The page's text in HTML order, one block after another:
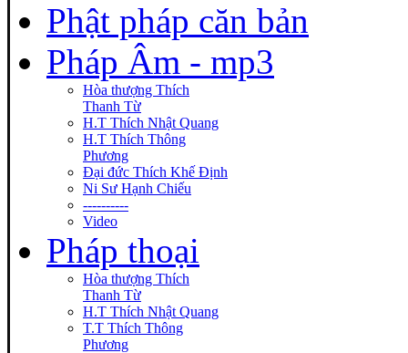
Phật pháp căn bản
Pháp Âm - mp3
Hòa thượng Thích
Thanh Từ
H.T Thích Nhật Quang
H.T Thích Thông
Phương
Đại đức Thích Khế Định
Ni Sư Hạnh Chiếu
----------
Video
Pháp thoại
Hòa thượng Thích
Thanh Từ
H.T Thích Nhật Quang
T.T Thích Thông
Phương